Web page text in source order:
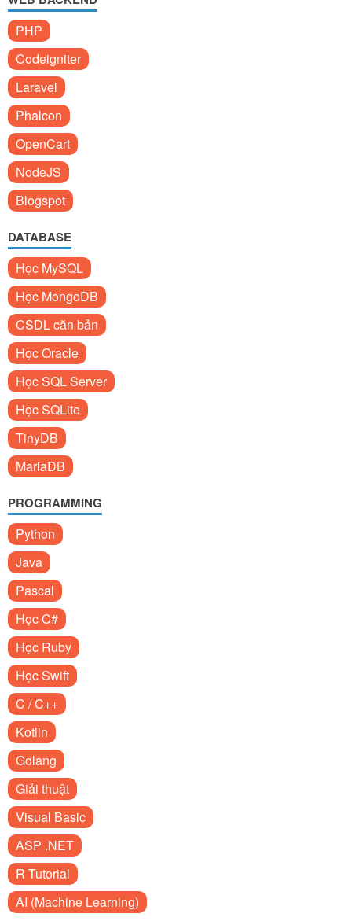
PHP
Codeigniter
Laravel
Phalcon
OpenCart
NodeJS
Blogspot
DATABASE
Học MySQL
Học MongoDB
CSDL căn bản
Học Oracle
Học SQL Server
Học SQLite
TinyDB
MariaDB
PROGRAMMING
Python
Java
Pascal
Học C#
Học Ruby
Học Swift
C / C++
Kotlin
Golang
Giải thuật
Visual Basic
ASP .NET
R Tutorial
AI (Machine Learning)